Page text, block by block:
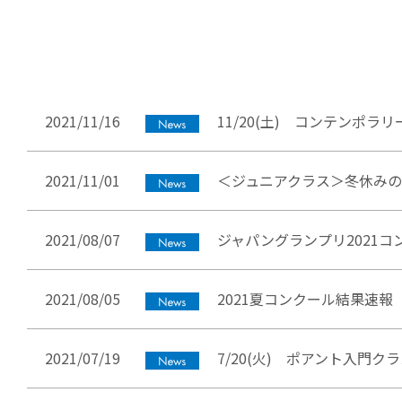
2021/11/16 11/20(土) コンテンポラリ
2021/11/01 ＜ジュニアクラス＞冬休み
2021/08/07 ジャパングランプリ2021コ
2021/08/05 2021夏コンクール結果速
2021/07/19 7/20(火) ポアント入門クラ